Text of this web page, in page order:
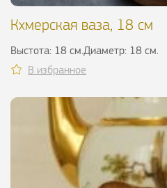
Кхмерская ваза, 18 см
Выстота: 18 см.Диаметр: 18 см.
В избранное